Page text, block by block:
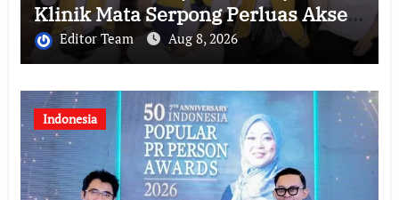
Klinik Mata Serpong Perluas Akses
Layanan Kesehatan Preventif
melalui Bakti Sosial Kesehatan
Editor Team Aug 8, 2026
Indonesia